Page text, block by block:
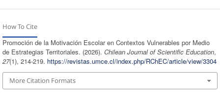
How To Cite
Promoción de la Motivación Escolar en Contextos Vulnerables por Medio
de Estrategias Territoriales. (2026). Chilean Journal of Scientific Education,
27(1), 214-219. https://revistas.umce.cl/index.php/RChEC/article/view/3304
More Citation Formats